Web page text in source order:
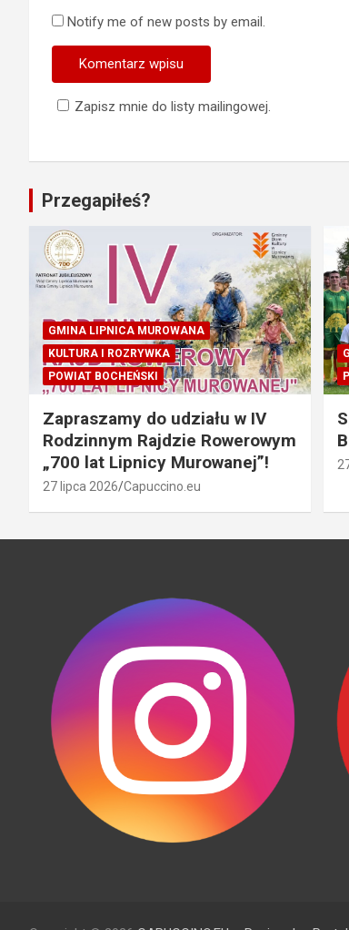
Notify me of new posts by email.
Zapisz mnie do listy mailingowej.
Przegapiłeś?
GMINA LIPNICA MUROWANA
KULTURA I ROZRYWKA
POWIAT BOCHEŃSKI
Zapraszamy do udziału w IV
Rodzinnym Rajdzie Rowerowym
„700 lat Lipnicy Murowanej”!
27 lipca 2026 Capuccino.eu